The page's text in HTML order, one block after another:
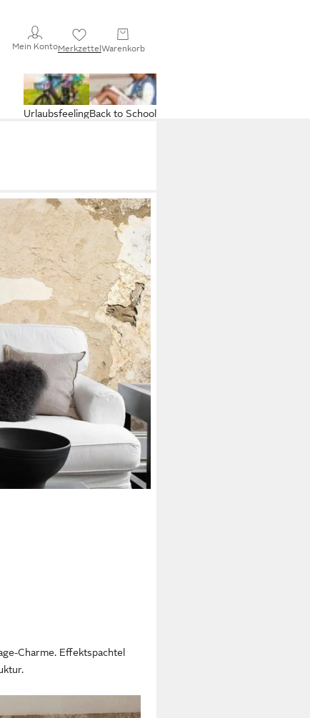
Mein KontoMerkzettelWarenkorb
Back to School
Urlaubsfeeling
Charme. Effektspachtel